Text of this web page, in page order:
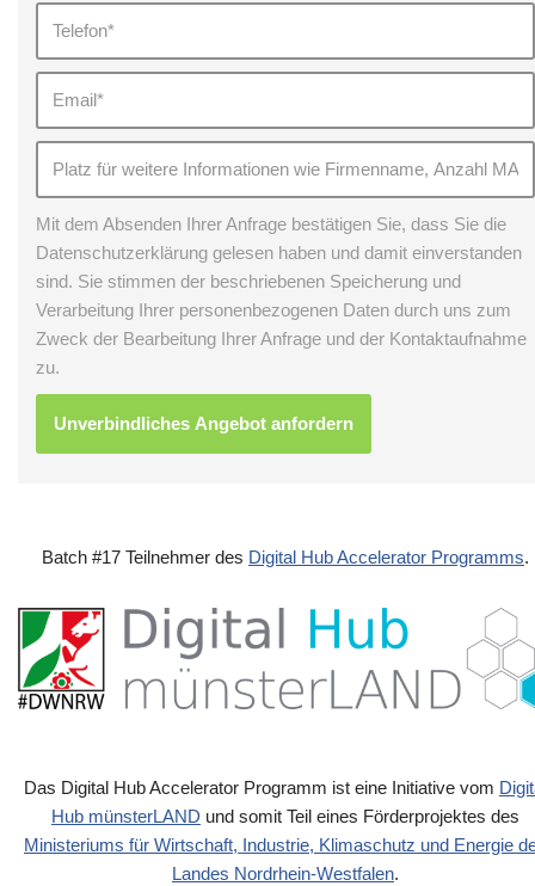
Mit dem Absenden Ihrer Anfrage bestätigen Sie, dass Sie die
Datenschutzerklärung gelesen haben und damit einverstanden
sind. Sie stimmen der beschriebenen Speicherung und
Verarbeitung Ihrer personenbezogenen Daten durch uns zum
Zweck der Bearbeitung Ihrer Anfrage und der Kontaktaufnahme
zu.
Batch #17 Teilnehmer des Digital Hub Accelerator Programms.
Das Digital Hub Accelerator Programm ist eine Initiative vom
Hub münsterLAND und somit Teil eines Förderprojektes des
Ministeriums für Wirtschaft, Industrie, Klimaschutz und Energie
Landes Nordrhein-Westfalen.